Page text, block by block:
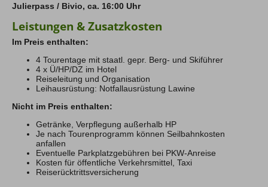
bedanken uns für die ausgezeichnete Verpflegung und
Julierpass / Bivio, ca. 16:00 Uhr
Leistungen & Zusatzkosten
Im Preis enthalten:
4 Tourentage mit staatl. gepr. Berg- und Skiführer
4 x Ü/HP/DZ im Hotel
Reiseleitung und Organisation
Leihausrüstung: Notfallausrüstung Lawine
Nicht im Preis enthalten:
Getränke, Verpflegung außerhalb HP
Je nach Tourenprogramm können Seilbahnkosten
anfallen
Eventuelle Parkplatzgebühren bei PKW-Anreise
Kosten für öffentliche Verkehrsmittel, Taxi
Reiserücktrittsversicherung